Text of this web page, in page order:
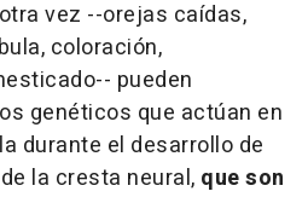
vez --orejas caídas,
coloración,
pueden
genéticos que actúan en
durante el desarrollo de
la cresta neural, que son